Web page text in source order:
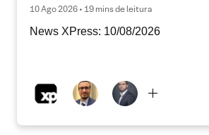
10 Ago 2026 • 19 mins de leitura
News XPress: 10/08/2026